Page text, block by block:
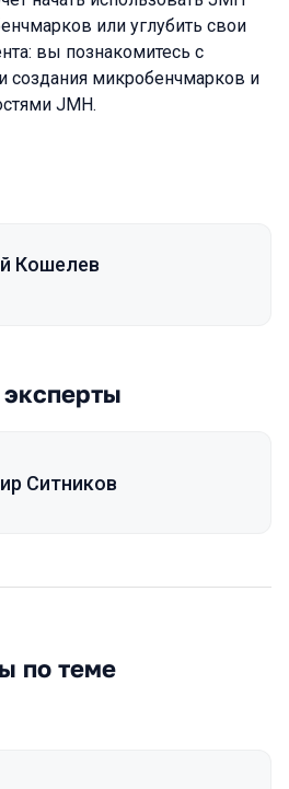
или углубить свои
вы познакомитесь с
микробенчмарков и
JMH.
Кошелев
Ситников
по теме